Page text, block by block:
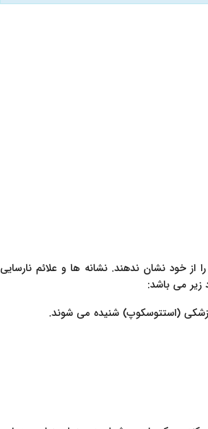
از خود نشان ندهند. نشانه ها و علائم نارسایی
زیر می باشد:
(استتوسکوپ) شنیده می شوند.